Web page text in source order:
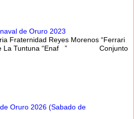
de Oruro 2023
Fraternidad Reyes Morenos “Ferrari
De La Tuntuna “Enaf ” Conjunto
Oruro 2026 (Sabado de